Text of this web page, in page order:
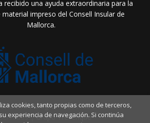
recibido una ayuda extraordinaria para la
material impreso del Consell Insular de
Mallorca.
Drac Màgic. Todos los Derechos
|Grupo Trevenque
cookies, tanto propias como de terceros,
experiencia de navegación. Si continúa